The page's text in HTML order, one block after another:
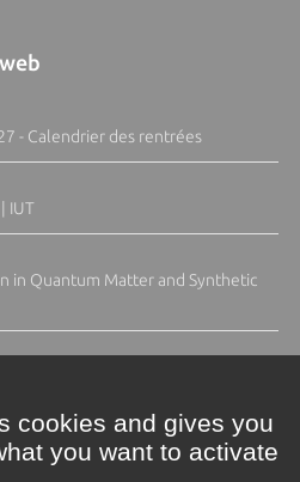
- Calendrier des rentrées
IUT
in Quantum Matter and Synthetic
cookies and gives you
you want to activate